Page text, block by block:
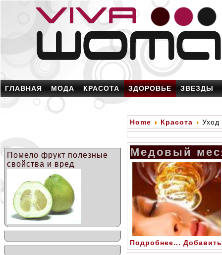
ГЛАВНАЯ МОДА КРАСОТА ЗДОРОВЬЕ ЗВЕЗДЫ
Помело фрукт полезные
свойства и вред
Home Красота Уход
Медовый
Подробнее...